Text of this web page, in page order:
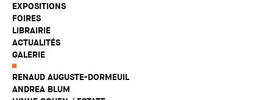
EXPOSITIONS
FOIRES
LIBRAIRIE
ACTUALITÉS
GALERIE
RENAUD AUGUSTE-DORMEUIL
ANDREA BLUM